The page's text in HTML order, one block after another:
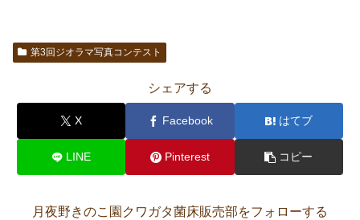
第3回ジオラマ写真コンテスト
シェアする
X Facebook はてブ
LINE Pinterest コピー
月夜野きのこ園クワガタ菌床販売部をフォローする